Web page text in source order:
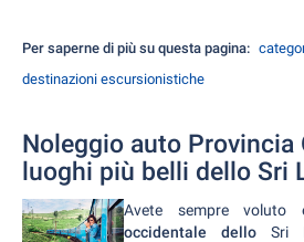
Per saperne di più su questa pagina:
destinazioni escursionistiche
Noleggio auto Provincia
luoghi più belli dello Sri
Avete sempre voluto
occidentale dello Sri